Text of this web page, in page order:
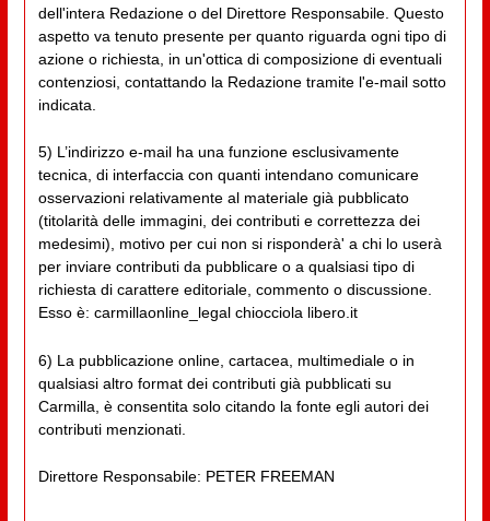
dell'intera Redazione o del Direttore Responsabile. Questo
aspetto va tenuto presente per quanto riguarda ogni tipo di
azione o richiesta, in un'ottica di composizione di eventuali
contenziosi, contattando la Redazione tramite l'e-mail sotto
indicata.
5) L’indirizzo e-mail ha una funzione esclusivamente
tecnica, di interfaccia con quanti intendano comunicare
osservazioni relativamente al materiale già pubblicato
(titolarità delle immagini, dei contributi e correttezza dei
medesimi), motivo per cui non si risponderà' a chi lo userà
per inviare contributi da pubblicare o a qualsiasi tipo di
richiesta di carattere editoriale, commento o discussione.
Esso è: carmillaonline_legal chiocciola libero.it
6) La pubblicazione online, cartacea, multimediale o in
qualsiasi altro format dei contributi già pubblicati su
Carmilla, è consentita solo citando la fonte egli autori dei
contributi menzionati.
Direttore Responsabile: PETER FREEMAN